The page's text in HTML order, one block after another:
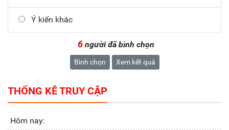
Ý kiến khác
6 người đã bình chọn
Bình chọn Xem kết quả
THỐNG KÊ TRUY CẬP
Hôm nay: